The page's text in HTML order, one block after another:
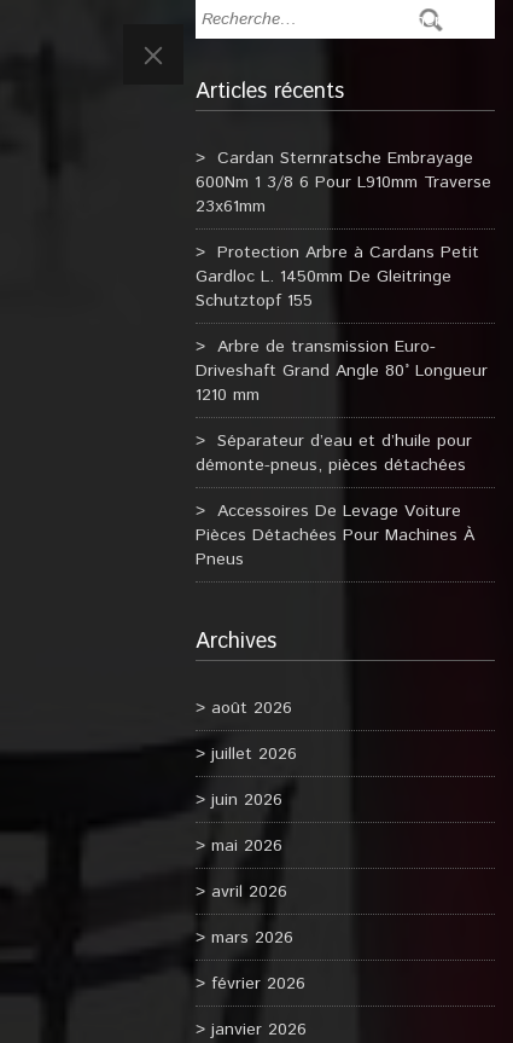
Articles récents
Cardan Sternratsche Embrayage
600Nm 1 3/8 6 Pour L910mm Traverse
23x61mm
Protection Arbre à Cardans Petit
Gardloc L. 1450mm De Gleitringe
Schutztopf 155
Arbre de transmission Euro-
Driveshaft Grand Angle 80° Longueur
1210 mm
Séparateur d’eau et d’huile pour
démonte-pneus, pièces détachées
Accessoires De Levage Voiture
Pièces Détachées Pour Machines À
Pneus
Archives
août 2026
juillet 2026
juin 2026
mai 2026
avril 2026
mars 2026
février 2026
janvier 2026